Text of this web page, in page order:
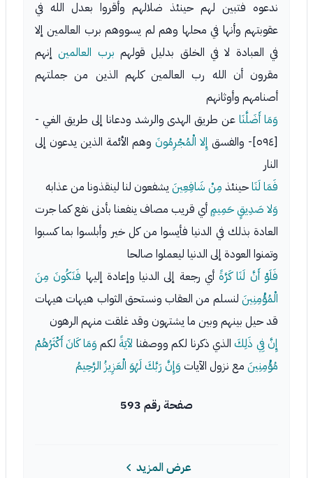
ندعوه فتبين لهم حينئذ ضلالهم وأقروا بعدل الله في
عقوبتهم وأنها في محلها وهم لم يسووهم برب العالمين إلا
في العبادة لا في الخلق بدليل قولهم برب العالمينإنهم
مقرون أن الله رب العالمين كلهم الذين من جملتهم
أصنامهم وأوثانهم
وَمَا أَضَلَّنَاعن طريق الهدى والرشد ودعانا إلى طريق الغي -
[٥٩٤]- والفسق
إِلا الْمُجْرِمُونَ وهم الأئمة الذين يدعون إلى
النار
فَمَا لَنَاحينئذ مِنْ شَافِعِينَ يشفعون لنا لينقذونا من عذابه
وَلا صَدِيقٍ حَمِيمٍأي قريب مصاف ينفعنا بأدنى نفع كما جرت
العادة بذلك في الدنيا فأيسوا من كل خير وأبلسوا بما كسبوا
وتمنوا العودة إلى الدنيا ليعملوا صالحا
فَلَوْ أَنَّ لَنَا كَرَّةًأي رجعة إلى الدنيا وإعادة إليها فَنَكُونَ مِنَ
الْمُؤْمِنِينَ لنسلم من العقاب ونستحق الثواب هيهات هيهات
قد حيل بينهم وبين ما يشتهون وقد غلقت منهم الرهون
إِنَّ فِي ذَلِكَالذي ذكرنا لكم ووصفنا لآيَةً لكم وَمَا كَانَ أَكْثَرُهُمْ
مُؤْمِنِينَ مع نزول الآيات وَإِنَّ رَبَّكَ لَهُوَ الْعَزِيزُ الرَّحِيمُ
صفحة رقم 593
عرض المزيد